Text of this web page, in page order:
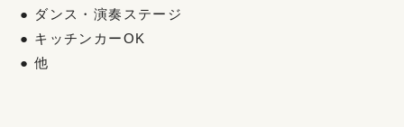
● ダンス・演奏ステージ
● キッチンカーOK
● 他